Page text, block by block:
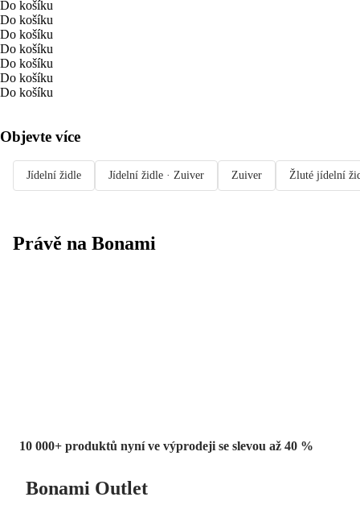
Do košíku
Do košíku
Do košíku
Do košíku
Do košíku
Do košíku
Do košíku
Objevte více
Jídelní židle Jídelní židle · Zuiver Zuiver Žluté jídelní
Právě na Bonami
10 000+ produktů nyní ve výprodeji se slevou až 40 %
Bonami Outlet